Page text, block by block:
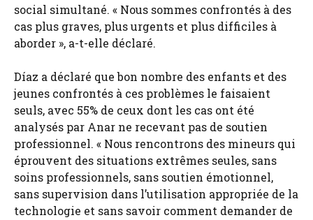
social simultané. « Nous sommes confrontés à des
cas plus graves, plus urgents et plus difficiles à
aborder », a-t-elle déclaré.
Díaz a déclaré que bon nombre des enfants et des
jeunes confrontés à ces problèmes le faisaient
seuls, avec 55% de ceux dont les cas ont été
analysés par Anar ne recevant pas de soutien
professionnel. « Nous rencontrons des mineurs qui
éprouvent des situations extrêmes seules, sans
soins professionnels, sans soutien émotionnel,
sans supervision dans l’utilisation appropriée de la
technologie et sans savoir comment demander de